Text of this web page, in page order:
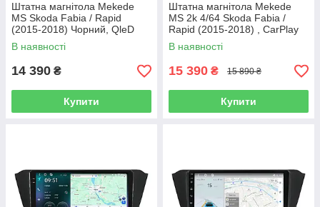
Штатна магнітола Mekede
MS Skoda Fabia / Rapid
(2015-2018) Чорний, QleD
В наявності
14 390 ₴
Купити
Штатна магнітола Mekede
MS 2k 4/64 Skoda Fabia /
Rapid (2015-2018) , CarPlay
QleD
В наявності
15 390 ₴ 15 890 ₴
Купити